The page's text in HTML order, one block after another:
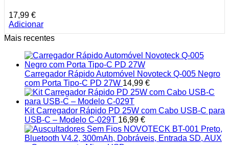
17,99 €
Adicionar
Mais recentes
Carregador Rápido Automóvel Novoteck Q-005 Negro
com Porta Tipo-C PD 27W 14,99 €
Kit Carregador Rápido PD 25W com Cabo USB-C para
USB-C – Modelo C-029T 16,99 €